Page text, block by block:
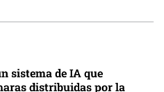
sistema de IA que
distribuidas por la